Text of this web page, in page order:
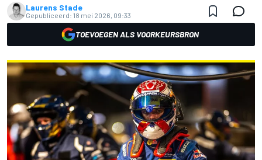
Laurens Stade
Gepubliceerd: 18 mei 2026, 09:33
TOEVOEGEN ALS VOORKEURSBRON